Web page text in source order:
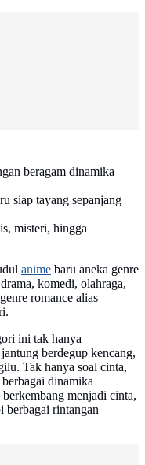
beragam dinamika
siap tayang sepanjang
misteri, hingga
anime baru aneka genre
komedi, olahraga,
romance alias
ini tak hanya
berdegup kencang,
Tak hanya soal cinta,
dinamika
menjadi cinta,
berbagai rintangan